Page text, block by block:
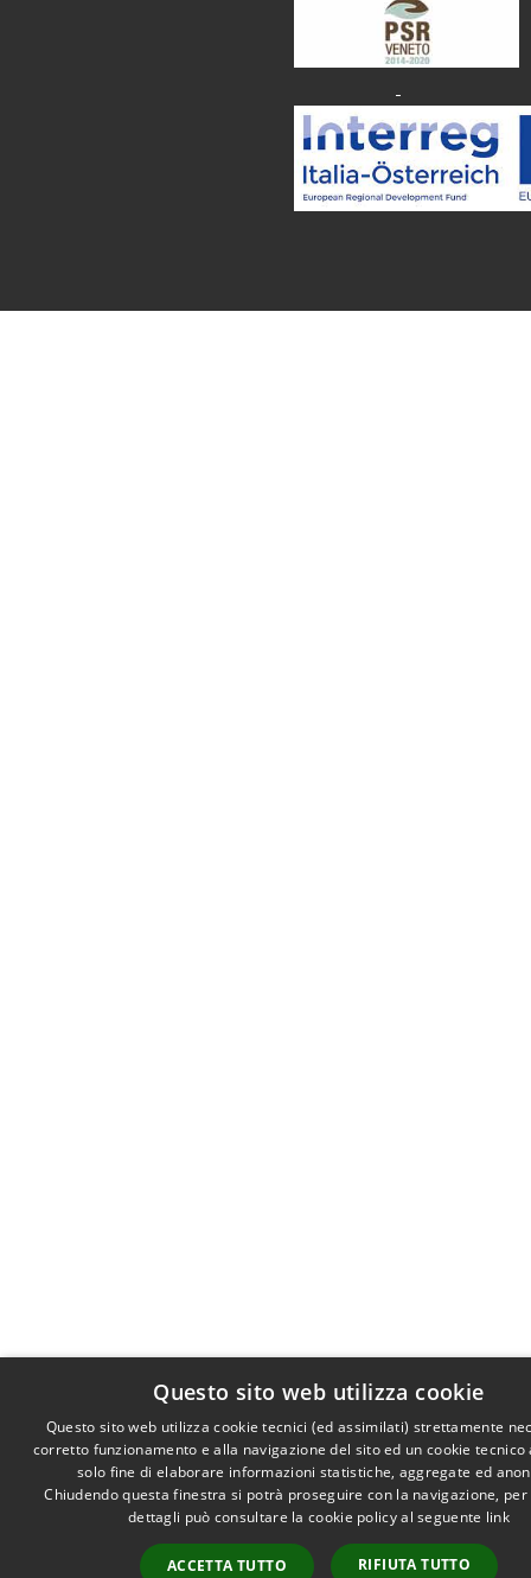
Questo sito web utilizza cookie
Questo sito web utilizza cookie tecnici (ed assimilati) strettamente
corretto funzionamento e alla navigazione del sito ed un cookie tecnico
solo fine di elaborare informazioni statistiche, aggregate ed
Chiudendo questa finestra si potrà proseguire con la navigazione,
dettagli può consultare la cookie policy al seguente link
ACCETTA TUTTO RIFIUTA TUTTO